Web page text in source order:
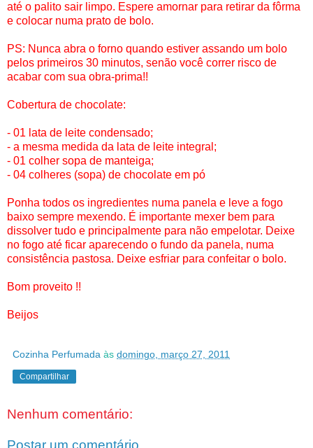
até o palito sair limpo. Espere amornar para retirar da fôrma
e colocar numa prato de bolo.
PS: Nunca abra o forno quando estiver assando um bolo
pelos primeiros 30 minutos, senão você correr risco de
acabar com sua obra-prima!!
Cobertura de chocolate:
- 01 lata de leite condensado;
- a mesma medida da lata de leite integral;
- 01 colher sopa de manteiga;
- 04 colheres (sopa) de chocolate em pó
Ponha todos os ingredientes numa panela e leve a fogo
baixo sempre mexendo. É importante mexer bem para
dissolver tudo e principalmente para não empelotar. Deixe
no fogo até ficar aparecendo o fundo da panela, numa
consistência pastosa. Deixe esfriar para confeitar o bolo.
Bom proveito !!
Beijos
Cozinha Perfumada às domingo, março 27, 2011
Compartilhar
Nenhum comentário:
Postar um comentário